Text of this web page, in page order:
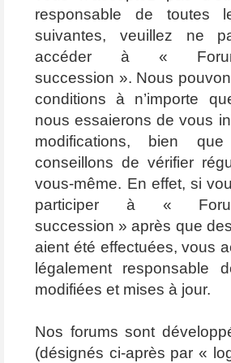
responsable de toutes
suivantes, veuillez ne
accéder à «
succession ». Nous
conditions à n’importe
nous essaierons de vous
modifications, bien
conseillons de vérifier
vous-même. En effet, si
participer à «
succession » après que
aient été effectuées, vous
légalement responsable
modifiées et mises à jour.
Nos forums sont
(désignés ci-après par «